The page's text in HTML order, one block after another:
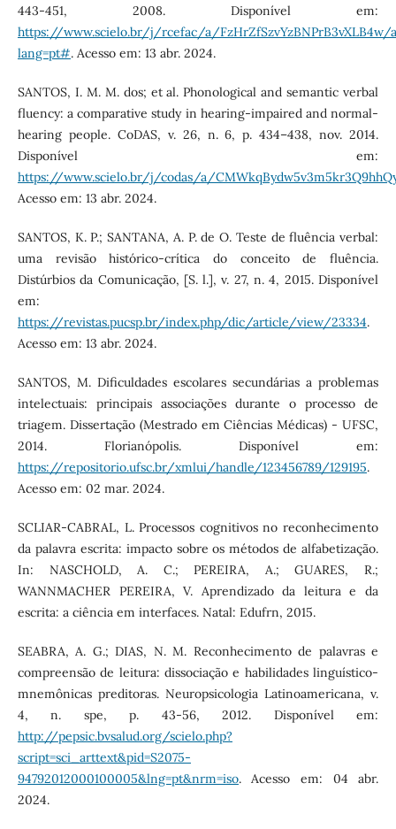
443-451, 2008. Disponível em:
https://www.scielo.br/j/rcefac/a/FzHrZfSzvYzBNPrB3vXLB4w/
lang=pt#. Acesso em: 13 abr. 2024.
SANTOS, I. M. M. dos; et al. Phonological and semantic verbal
fluency: a comparative study in hearing-impaired and normal-
hearing people. CoDAS, v. 26, n. 6, p. 434–438, nov. 2014.
Disponível em:
https://www.scielo.br/j/codas/a/
Acesso em: 13 abr. 2024.
SANTOS, K. P.; SANTANA, A. P. de O. Teste de fluência verbal:
uma revisão histórico-crítica do conceito de fluência.
Distúrbios da Comunicação, [S. l.], v. 27, n. 4, 2015. Disponível
em:
https://revistas.pucsp.br/index.php/dic/article/view/23334.
Acesso em: 13 abr. 2024.
SANTOS, M. Dificuldades escolares secundárias a problemas
intelectuais: principais associações durante o processo de
triagem. Dissertação (Mestrado em Ciências Médicas) - UFSC,
2014. Florianópolis. Disponível em:
https://repositorio.ufsc.br/xmlui/handle/123456789/129195.
Acesso em: 02 mar. 2024.
SCLIAR-CABRAL, L. Processos cognitivos no reconhecimento
da palavra escrita: impacto sobre os métodos de alfabetização.
In: NASCHOLD, A. C.; PEREIRA, A.; GUARES, R.;
WANNMACHER PEREIRA, V. Aprendizado da leitura e da
escrita: a ciência em interfaces. Natal: Edufrn, 2015.
SEABRA, A. G.; DIAS, N. M. Reconhecimento de palavras e
compreensão de leitura: dissociação e habilidades linguístico-
mnemônicas preditoras. Neuropsicologia Latinoamericana, v.
4, n. spe, p. 43-56, 2012. Disponível em:
http://pepsic.bvsalud.org/scielo.php?
script=sci_arttext&pid=S2075-
94792012000100005&lng=pt&nrm=iso. Acesso em: 04 abr.
2024.